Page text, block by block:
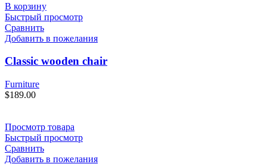
В корзину
Быстрый просмотр
Сравнить
Добавить в пожелания
Classic wooden chair
Furniture
$189.00
Просмотр товара
Быстрый просмотр
Сравнить
Добавить в пожелания